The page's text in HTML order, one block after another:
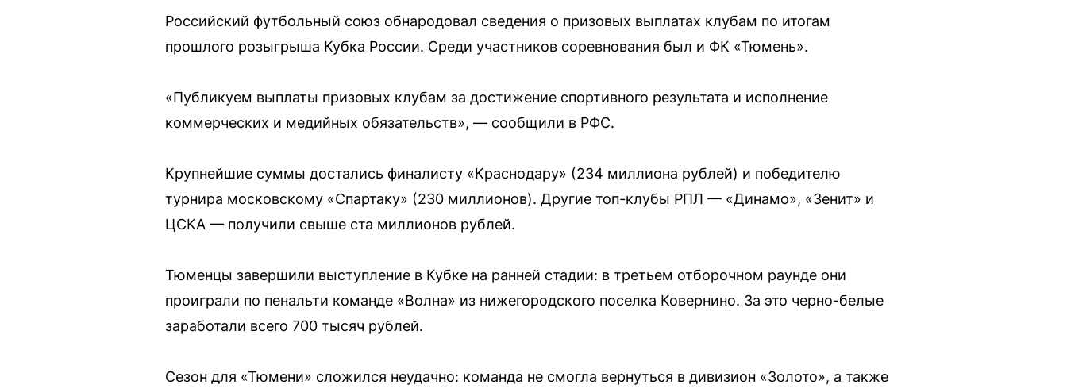
Российский футбольный союз обнародовал сведения о призовых выплатах клубам по итогам
прошлого розыгрыша Кубка России. Среди участников соревнования был и ФК «Тюмень».
«Публикуем выплаты призовых клубам за достижение спортивного результата и исполнение
коммерческих и медийных обязательств», — сообщили в РФС.
Крупнейшие суммы достались финалисту «Краснодару» (234 миллиона рублей) и победителю
турнира московскому «Спартаку» (230 миллионов). Другие топ-клубы РПЛ — «Динамо», «Зенит» и
ЦСКА — получили свыше ста миллионов рублей.
Тюменцы завершили выступление в Кубке на ранней стадии: в третьем отборочном раунде они
проиграли по пенальти команде «Волна» из нижегородского поселка Ковернино. За это черно-белые
заработали всего 700 тысяч рублей.
Сезон для «Тюмени» сложился неудачно: команда не смогла вернуться в дивизион «Золото», а также